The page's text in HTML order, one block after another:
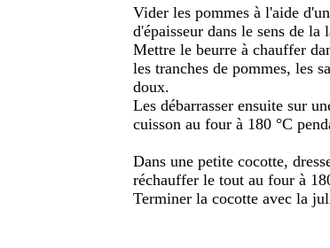
Vider les pommes à l'aide
d'épaisseur dans le sens de la
Mettre le beurre à chauffer
les tranches de pommes, les
doux.
Les débarrasser ensuite sur
cuisson au four à 180 °C
Dans une petite cocotte,
réchauffer le tout au four à
Terminer la cocotte avec la